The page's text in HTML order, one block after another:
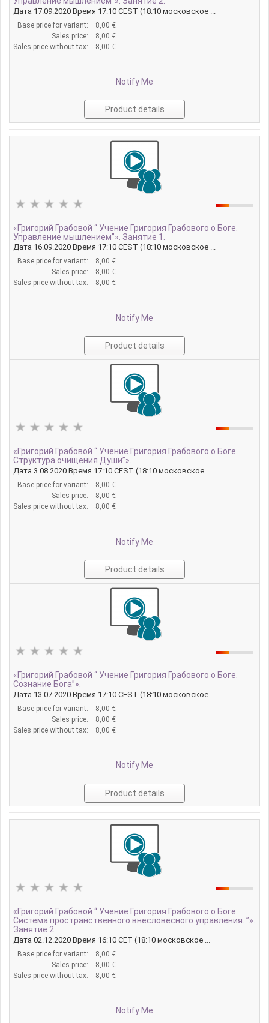
Дата 17.09.2020 Время 17:10 CEST (18:10 московское ...
Base price for variant:
8,00 €
Sales price:
8,00 €
Sales price without tax:
8,00 €
Notify Me
Product details
«Григорий Грабовой “ Учение Григория Грабового о Боге.
Управление мышлением”». Занятие 1.
Дата 16.09.2020 Время 17:10 CEST (18:10 московское ...
Base price for variant:
8,00 €
Sales price:
8,00 €
Sales price without tax:
8,00 €
Notify Me
Product details
«Григорий Грабовой “ Учение Григория Грабового о Боге.
Структура очищения Души”».
Дата 3.08.2020 Время 17:10 CEST (18:10 московское ...
Base price for variant:
8,00 €
Sales price:
8,00 €
Sales price without tax:
8,00 €
Notify Me
Product details
«Григорий Грабовой “ Учение Григория Грабового о Боге.
Сознание Бога”».
Дата 13.07.2020 Время 17:10 CEST (18:10 московское ...
Base price for variant:
8,00 €
Sales price:
8,00 €
Sales price without tax:
8,00 €
Notify Me
Product details
«Григорий Грабовой “ Учение Григория Грабового о Боге.
Система пространственного внесловесного управления. ”».
Занятие 2.
Дата 02.12.2020 Время 16:10 CET (18:10 московское ...
Base price for variant:
8,00 €
Sales price:
8,00 €
Sales price without tax:
8,00 €
Notify Me